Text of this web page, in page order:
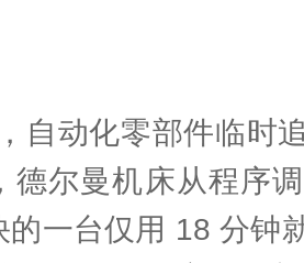
动化零部件临时追
德尔曼机床从程序
的一台仅用 18 分钟